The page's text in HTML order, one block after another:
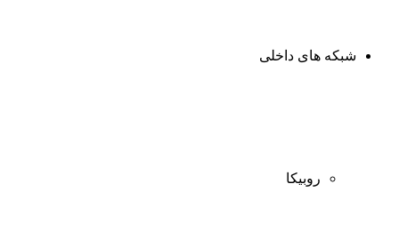
شبکه های داخلی
روبیکا